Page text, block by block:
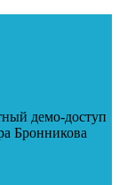
демо-доступ
Бронникова